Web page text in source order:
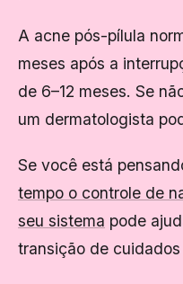
A acne pós-pílula
meses após a
de 6–12 meses. Se
um dermatologista
Se você está
tempo o controle de
seu sistema pode
transição de cuidados